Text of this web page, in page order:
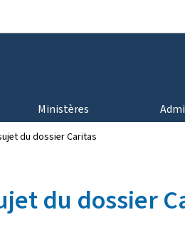
Ministères
du dossier Caritas
du dossier